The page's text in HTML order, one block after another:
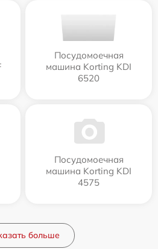
Посудомоечная
машина Korting KDI
6520
Посудомоечная
машина Korting KDI
4575
больше